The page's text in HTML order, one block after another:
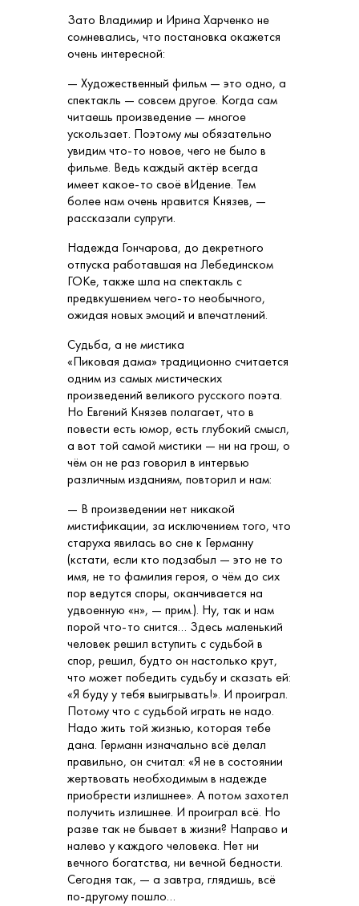
Зато Владимир и Ирина Харченко не
сомневались, что постановка окажется
очень интересной:
— Художественный фильм — это одно, а
спектакль — совсем другое. Когда сам
читаешь произведение — многое
ускользает. Поэтому мы обязательно
увидим что-то новое, чего не было в
фильме. Ведь каждый актёр всегда
имеет какое-то своё вИдение. Тем
более нам очень нравится Князев, —
рассказали супруги.
Надежда Гончарова, до декретного
отпуска работавшая на Лебединском
ГОКе, также шла на спектакль с
предвкушением чего-то необычного,
ожидая новых эмоций и впечатлений.
Судьба, а не мистика
«Пиковая дама» традиционно считается
одним из самых мистических
произведений великого русского поэта.
Но Евгений Князев полагает, что в
повести есть юмор, есть глубокий смысл,
а вот той самой мистики — ни на грош, о
чём он не раз говорил в интервью
различным изданиям, повторил и нам:
— В произведении нет никакой
мистификации, за исключением того, что
старуха явилась во сне к Германну
(кстати, если кто подзабыл — это не то
имя, не то фамилия героя, о чём до сих
пор ведутся споры, оканчивается на
удвоенную «н», — прим.). Ну, так и нам
порой что-то снится… Здесь маленький
человек решил вступить с судьбой в
спор, решил, будто он настолько крут,
что может победить судьбу и сказать ей:
«Я буду у тебя выигрывать!». И проиграл.
Потому что с судьбой играть не надо.
Надо жить той жизнью, которая тебе
дана. Германн изначально всё делал
правильно, он считал: «Я не в состоянии
жертвовать необходимым в надежде
приобрести излишнее». А потом захотел
получить излишнее. И проиграл всё. Но
разве так не бывает в жизни? Направо и
налево у каждого человека. Нет ни
вечного богатства, ни вечной бедности.
Сегодня так, — а завтра, глядишь, всё
по-другому пошло…